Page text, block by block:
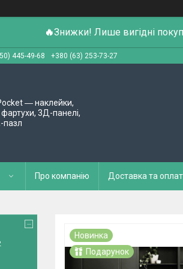
🔥Знижки! Лише вигідні
445-49-68 +380 (63) 253-73-27
― наклейки,
фартухи, 3Д-панелі,
пазл
Про компанію Доставка та
Подарунок
Новинка